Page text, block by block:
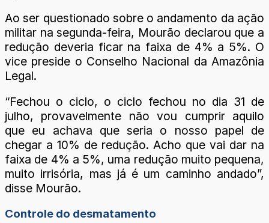
Ao ser questionado sobre o andamento da ação
militar na segunda-feira, Mourão declarou que a
redução deveria ficar na faixa de 4% a 5%. O
vice preside o Conselho Nacional da Amazônia
Legal.
“Fechou o ciclo, o ciclo fechou no dia 31 de
julho, provavelmente não vou cumprir aquilo
que eu achava que seria o nosso papel de
chegar a 10% de redução. Acho que vai dar na
faixa de 4% a 5%, uma redução muito pequena,
muito irrisória, mas já é um caminho andado”,
disse Mourão.
Controle do desmatamento